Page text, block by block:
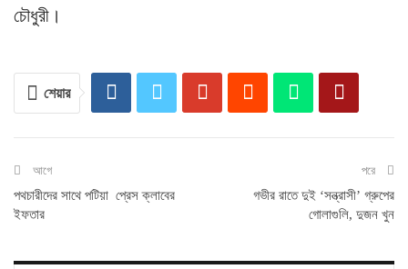
চৌধুরী।
শেয়ার
আগে
পথচারীদের সাথে পটিয়া প্রেস ক্লাবের
ইফতার
পরে
গভীর রাতে দুই ‘সন্ত্রাসী’ গ্রুপের
গোলাগুলি, দুজন খুন